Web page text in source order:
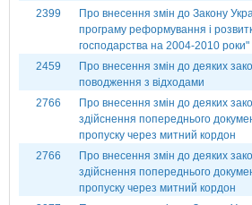
2399
Про внесення змін до Закону
програму реформування і
господарства на 2004-2010 роки"
2459
Про внесення змін до деяких
поводження з відходами
2766
Про внесення змін до деяких
здійснення попереднього
пропуску через митний кордон
2766
Про внесення змін до деяких
здійснення попереднього
пропуску через митний кордон